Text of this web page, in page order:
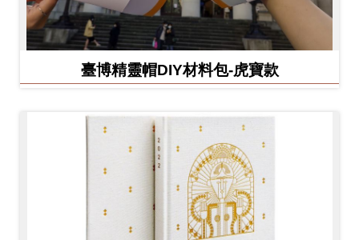
臺博精靈帽DIY材料包-虎寶款